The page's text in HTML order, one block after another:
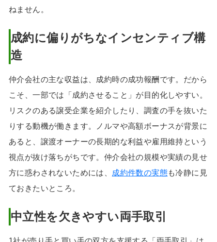
ねません。
成約に偏りがちなインセンティブ構
造
仲介会社の主な収益は、成約時の成功報酬です。だから
こそ、一部では「成約させること」が目的化しやすい。
リスクのある譲受企業を紹介したり、調査の手を抜いた
りする動機が働きます。ノルマや高額ボーナスが背景に
あると、譲渡オーナーの長期的な利益や雇用維持という
視点が抜け落ちがちです。仲介会社の規模や実績の見せ
方に惑わされないためには、
成約件数の実態も冷静に見
ておきたいところ。
中立性を欠きやすい両手取引